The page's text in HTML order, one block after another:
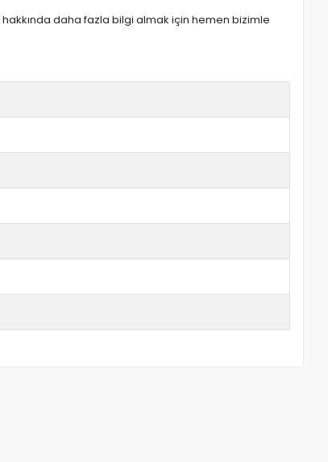
hakkında daha fazla bilgi almak için hemen bizimle